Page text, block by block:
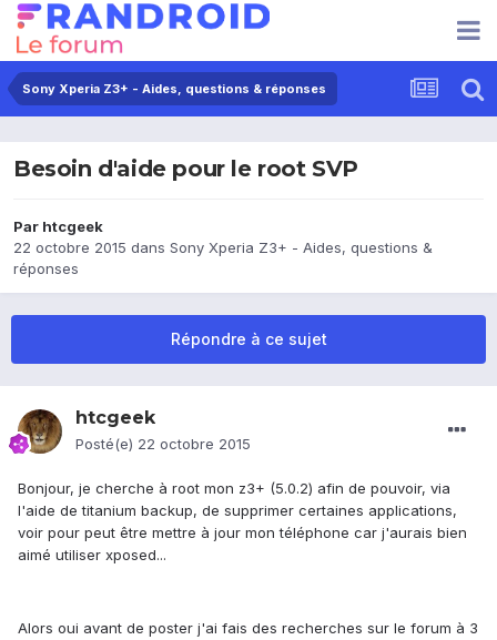
Sony Xperia Z3+ - Aides, questions & réponses
Besoin d'aide pour le root SVP
Par htcgeek
22 octobre 2015 dans Sony Xperia Z3+ - Aides, questions &
réponses
Répondre à ce sujet
htcgeek
Posté(e) 22 octobre 2015
Bonjour, je cherche à root mon z3+ (5.0.2) afin de pouvoir, via
l'aide de titanium backup, de supprimer certaines applications,
voir pour peut être mettre à jour mon téléphone car j'aurais bien
aimé utiliser xposed...
Alors oui avant de poster j'ai fais des recherches sur le forum à 3